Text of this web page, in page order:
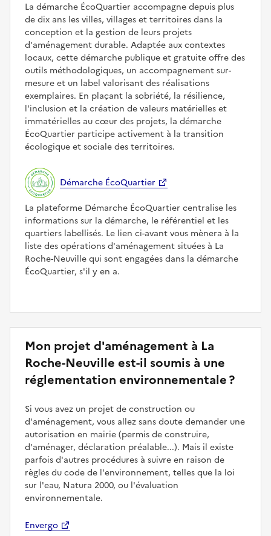
La démarche ÉcoQuartier accompagne depuis plus
de dix ans les villes, villages et territoires dans la
conception et la gestion de leurs projets
d'aménagement durable. Adaptée aux contextes
locaux, cette démarche publique et gratuite offre des
outils méthodologiques, un accompagnement sur-
mesure et un label valorisant des réalisations
exemplaires. En plaçant la sobriété, la résilience,
l'inclusion et la création de valeurs matérielles et
immatérielles au cœur des projets, la démarche
ÉcoQuartier participe activement à la transition
écologique et sociale des territoires.
Démarche ÉcoQuartier
La plateforme Démarche ÉcoQuartier centralise les
informations sur la démarche, le référentiel et les
quartiers labellisés. Le lien ci-avant vous mènera à la
liste des opérations d'aménagement situées à La
Roche-Neuville qui sont engagées dans la démarche
ÉcoQuartier, s'il y en a.
Mon projet d'aménagement à La
Roche-Neuville est-il soumis à une
réglementation environnementale ?
Si vous avez un projet de construction ou
d'aménagement, vous allez sans doute demander une
autorisation en mairie (permis de construire,
d'aménager, déclaration préalable...). Mais il existe
parfois d'autres procédures à suivre en raison de
règles du code de l'environnement, telles que la loi
sur l'eau, Natura 2000, ou l'évaluation
environnementale.
Envergo